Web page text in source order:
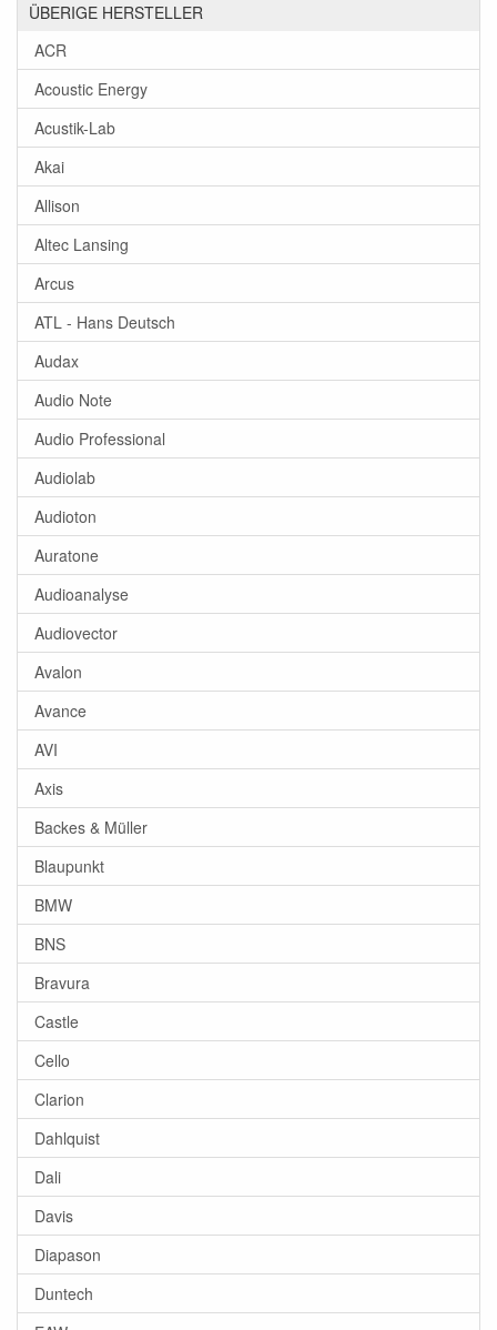
ÜBERIGE HERSTELLER
ACR
Acoustic Energy
Acustik-Lab
Akai
Allison
Altec Lansing
Arcus
ATL - Hans Deutsch
Audax
Audio Note
Audio Professional
Audiolab
Audioton
Auratone
Audioanalyse
Audiovector
Avalon
Avance
AVI
Axis
Backes & Müller
Blaupunkt
BMW
BNS
Bravura
Castle
Cello
Clarion
Dahlquist
Dali
Davis
Diapason
Duntech